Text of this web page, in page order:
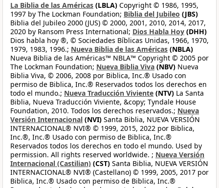
La Biblia de las Américas (LBLA) Copyright © 1986, 1995,
1997 by The Lockman Foundation; Biblia del Jubileo (JBS)
Biblia del Jubileo 2000 (JUS) © 2000, 2001, 2010, 2014, 2017,
2020 by Ransom Press International; Dios Habla Hoy (DHH)
Dios habla hoy ®, © Sociedades Bíblicas Unidas, 1966, 1970,
1979, 1983, 1996.; Nueva Biblia de las Américas (NBLA)
Nueva Biblia de las Américas™ NBLA™ Copyright © 2005 por
The Lockman Foundation; Nueva Biblia Viva (NBV) Nueva
Biblia Viva, © 2006, 2008 por Biblica, Inc.® Usado con
permiso de Biblica, Inc.® Reservados todos los derechos en
todo el mundo.; Nueva Traducción Viviente (NTV) La Santa
Biblia, Nueva Traducción Viviente, &copy; Tyndale House
Foundation, 2010. Todos los derechos reservados.; Nueva
Versión Internacional (NVI) Santa Biblia, NUEVA VERSIÓN
INTERNACIONAL® NVI® © 1999, 2015, 2022 por Biblica,
Inc.®, Inc.® Usado con permiso de Biblica, Inc.®
Reservados todos los derechos en todo el mundo. Used by
permission. All rights reserved worldwide. ; Nueva Versión
Internacional (Castilian) (CST) Santa Biblia, NUEVA VERSIÓN
INTERNACIONAL® NVI® (Castellano) © 1999, 2005, 2017 por
Biblica, Inc.® Usado con permiso de Biblica, Inc.®